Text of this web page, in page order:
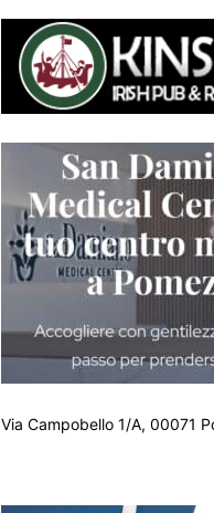
Via Campobello 1/A, 00071